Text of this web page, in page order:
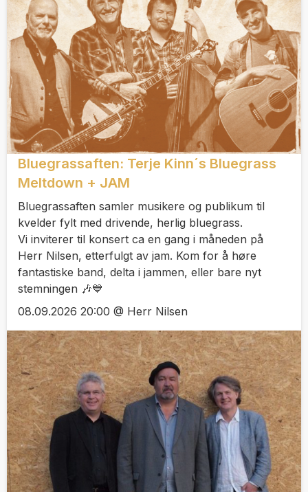
Bluegrassaften: Terje Kinn´s Bluegrass
Meltdown + JAM
Bluegrassaften samler musikere og publikum til
kvelder fylt med drivende, herlig bluegrass.
Vi inviterer til konsert ca en gang i måneden på
Herr Nilsen, etterfulgt av jam. Kom for å høre
fantastiske band, delta i jammen, eller bare nyt
stemningen 🎶💙
08.09.2026 20:00 @ Herr Nilsen